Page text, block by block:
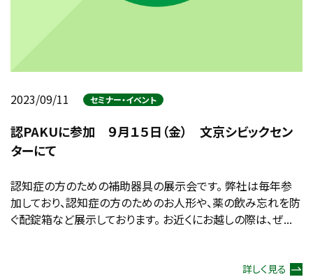
2023/09/11 セミナー・イベント
認PAKUに参加 ９月１５日（金） 文京シビックセン
ターにて
認知症の方のための補助器具の展示会です。 弊社は毎年参
加しており、認知症の方のためのお人形や、薬の飲み忘れを防
ぐ配錠箱など展示しております。 お近くにお越しの際は、ぜ...
詳しく見る